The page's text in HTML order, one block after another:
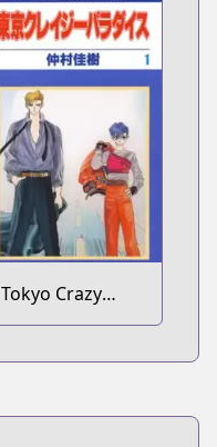
Tokyo Crazy
Paradise